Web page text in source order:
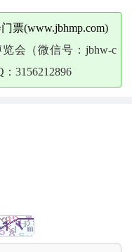
票(www.jbhmp.com)
会（微信号：jbhw-c
3156212896